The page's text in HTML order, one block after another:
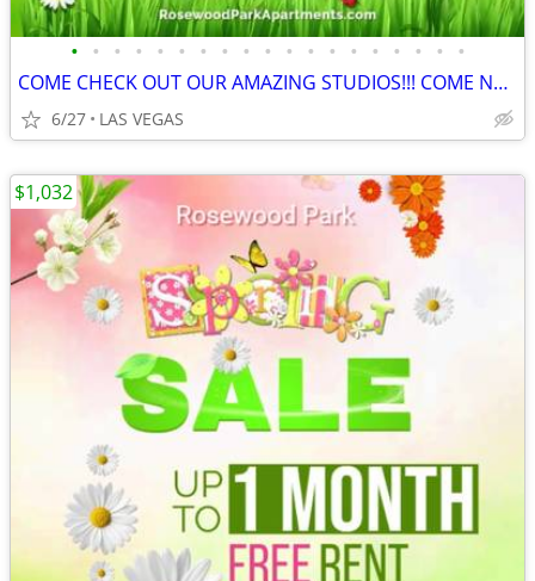
• • • • • • • • • • • • • • • • • • •
COME CHECK OUT OUR AMAZING STUDIOS!!! COME NOW
6/27 LAS VEGAS
$1,032